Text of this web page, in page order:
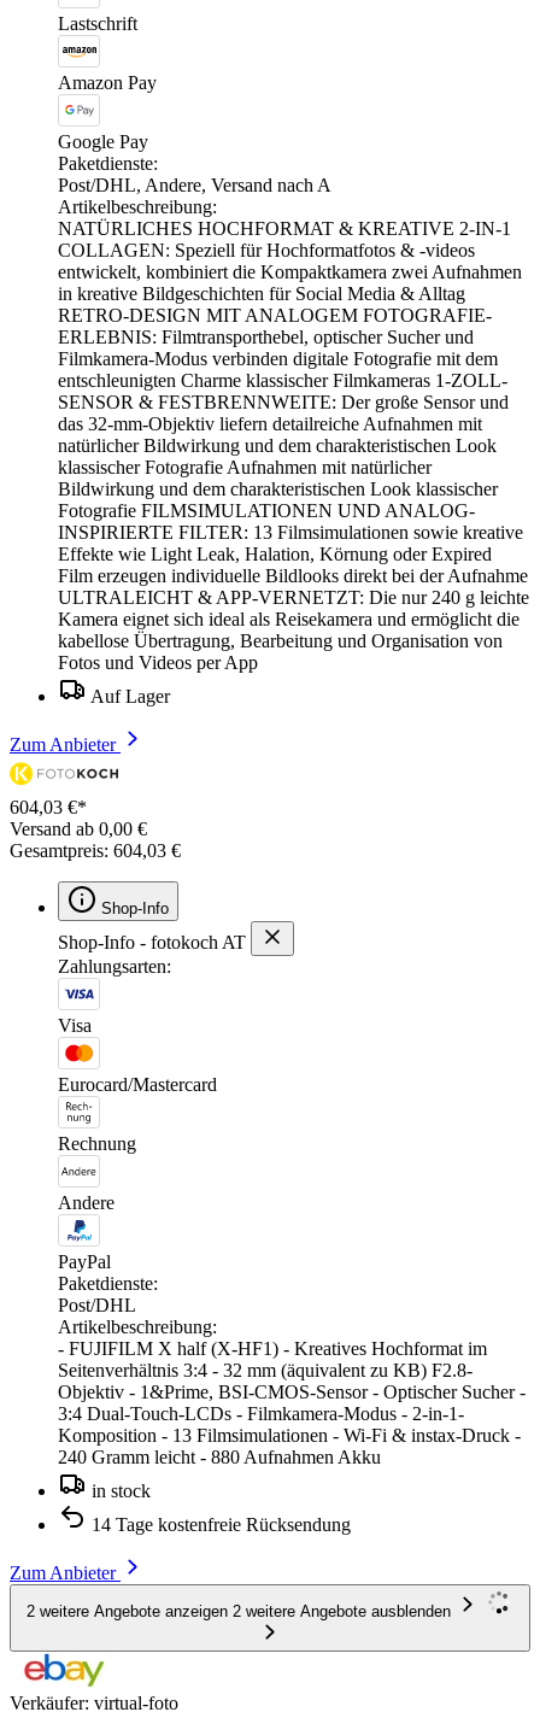
Lastschrift
Amazon Pay
Google Pay
Paketdienste:
Post/DHL, Andere, Versand nach A
Artikelbeschreibung:
NATÜRLICHES HOCHFORMAT & KREATIVE 2-IN-1
COLLAGEN: Speziell für Hochformatfotos & -videos
entwickelt, kombiniert die Kompaktkamera zwei Aufnahmen
in kreative Bildgeschichten für Social Media & Alltag
RETRO-DESIGN MIT ANALOGEM FOTOGRAFIE-
ERLEBNIS: Filmtransporthebel, optischer Sucher und
Filmkamera-Modus verbinden digitale Fotografie mit dem
entschleunigten Charme klassischer Filmkameras 1-ZOLL-
SENSOR & FESTBRENNWEITE: Der große Sensor und
das 32-mm-Objektiv liefern detailreiche Aufnahmen mit
natürlicher Bildwirkung und dem charakteristischen Look
klassischer Fotografie Aufnahmen mit natürlicher
Bildwirkung und dem charakteristischen Look klassischer
Fotografie FILMSIMULATIONEN UND ANALOG-
INSPIRIERTE FILTER: 13 Filmsimulationen sowie kreative
Effekte wie Light Leak, Halation, Körnung oder Expired
Film erzeugen individuelle Bildlooks direkt bei der Aufnahme
ULTRALEICHT & APP-VERNETZT: Die nur 240 g leichte
Kamera eignet sich ideal als Reisekamera und ermöglicht die
kabellose Übertragung, Bearbeitung und Organisation von
Fotos und Videos per App
Auf Lager
Zum Anbieter
604,03 €*
Versand ab 0,00 €
Gesamtpreis: 604,03 €
Shop-Info
Shop-Info - fotokoch AT
Zahlungsarten:
Visa
Eurocard/Mastercard
Rechnung
Andere
PayPal
Paketdienste:
Post/DHL
Artikelbeschreibung:
- FUJIFILM X half (X-HF1) - Kreatives Hochformat im
Seitenverhältnis 3:4 - 32 mm (äquivalent zu KB) F2.8-
Objektiv - 1&Prime, BSI-CMOS-Sensor - Optischer Sucher -
3:4 Dual-Touch-LCDs - Filmkamera-Modus - 2-in-1-
Komposition - 13 Filmsimulationen - Wi-Fi & instax-Druck -
240 Gramm leicht - 880 Aufnahmen Akku
in stock
14 Tage kostenfreie Rücksendung
Zum Anbieter
2 weitere Angebote anzeigen 2 weitere Angebote ausblenden
Verkäufer: virtual-foto